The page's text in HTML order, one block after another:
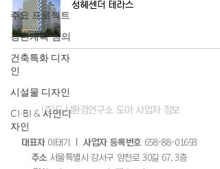
주요 프로젝트
경관계획·심의
건축특화 디자
인
시설물 디자인
CI·BI & 사인디
자인
성헤센더 테라스
(주)​도시환경연구소 도아 사업자 정보
대표자 이태기 ｜ 사업자 등록번호 658-88-01693
주소 서울특별시 강서구 양천로 30길 67, 3층